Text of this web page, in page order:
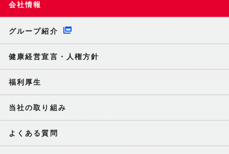
会社情報
グループ紹介
健康経営宣言・人権方針
福利厚生
当社の取り組み
よくある質問